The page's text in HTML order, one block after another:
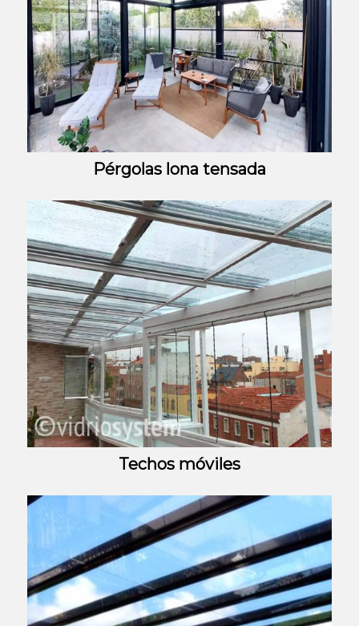
Pérgolas lona tensada
Techos móviles